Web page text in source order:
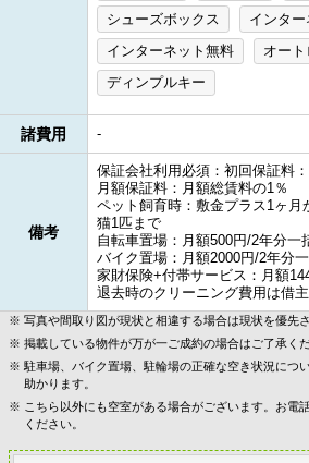
シューズボックス
インタ
インターネット無料
オート
ディンプルキー
諸費用 -
備考
保証会社利用必須：初回保証料
月額保証料：月額総賃料の1％
ペット飼育時：敷金プラス1ヶ月
猫1匹まで
自転車置場：月額500円/2年分一
バイク置場：月額2000円/2年分
家財保険+付帯サービス：月額
退去時のクリーニング費用は借
写真や間取り図が現状と相違する場合は現状を優先
掲載している物件が万が一ご成約の場合はご了承くだ
駐車場、バイク置場、駐輪場の正確な空き状況につ
助かります。
こちら以外にも空室がある場合がございます。お電
ください。